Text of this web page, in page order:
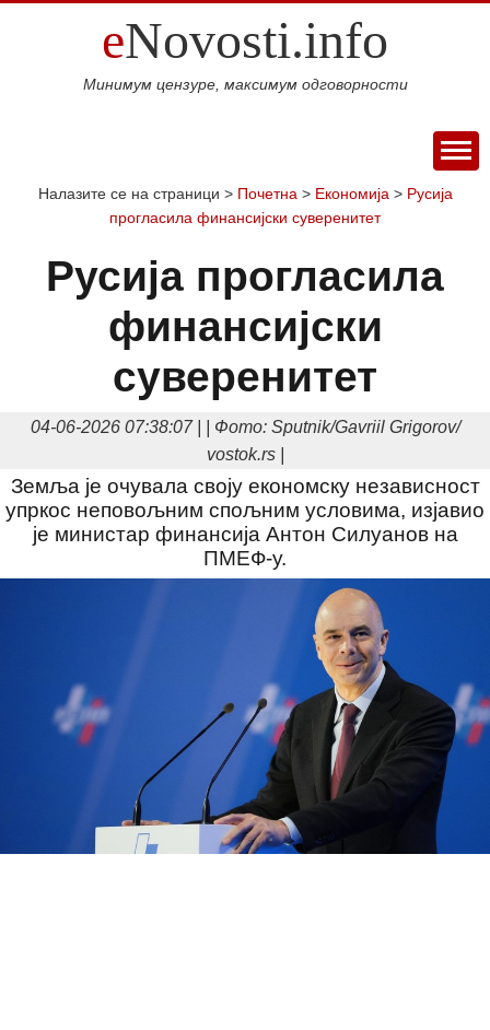
eNovosti.info
Минимум цензуре, максимум одговорности
ПОЧЕТНА
ВИЈЕСТИ
Република
Хроника
СПОРТ
Аутомото
МАГАЗИН
Занимљивости
Култура
и
Образовање
бизнис
ЕКОНОМИЈА
Посао
Аутомобили
Некретнине
ДРУШТВО
КОЛУМНЕ
БЛОГ
О НАМА
Налазите се на страници > Почетна > Економија > Русија
прогласила финансијски суверенитет
Русија прогласила
финансијски
суверенитет
04-06-2026 07:38:07 | | Фото: Sputnik/Gavriil Grigorov/
vostok.rs |
Земља је очувала своју економску независност
упркос неповољним спољним условима, изјавио
је министар финансија Антон Силуанов на
ПМЕФ-у.